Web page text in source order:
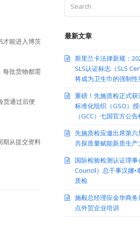
才能进入博茨
每批货物都需
货通过后便
期从提交资料
最新文章
斯里兰卡法律新规：
SLS认证标志（SLS
将成为卫生巾的强制性
重磅！先施质检正式
标准化组织（GSO）
（GCC）七国官方公
先施质检应邀出席第
共探质量赋能新质生产
国际检验检测认证理事
Council）总干事汉娜•
质检
施毅总经理应金华商
点外贸企业培训